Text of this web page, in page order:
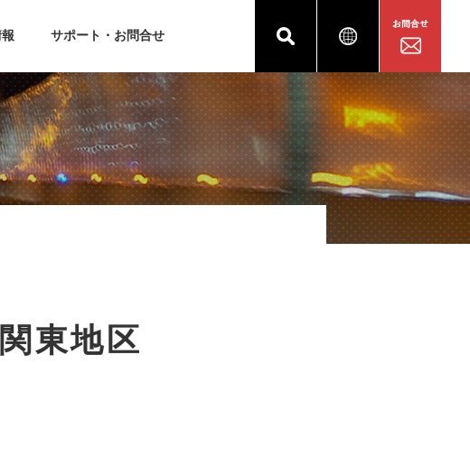
サポート・お問合せ
東地区